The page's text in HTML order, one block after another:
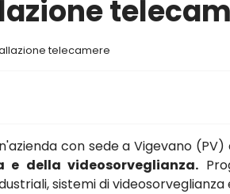
telecamere
con sede a Vigevano
e della videosorveglianza.
sistemi di